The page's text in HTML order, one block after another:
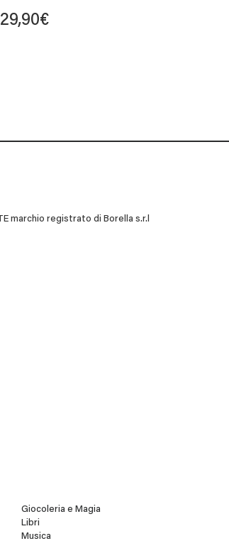
29,90€
marchio registrato di Borella s.r.l
Giocoleria e Magia
Libri
Musica